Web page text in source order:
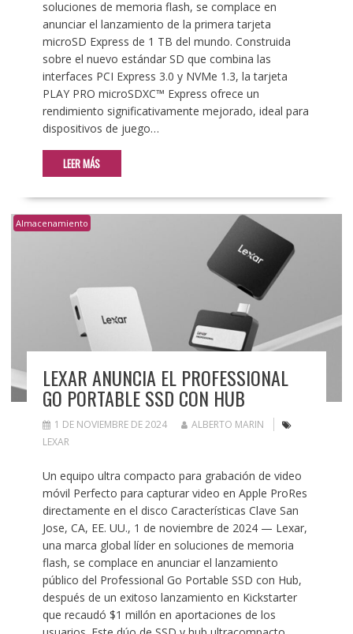
soluciones de memoria flash, se complace en
anunciar el lanzamiento de la primera tarjeta
microSD Express de 1 TB del mundo. Construida
sobre el nuevo estándar SD que combina las
interfaces PCI Express 3.0 y NVMe 1.3, la tarjeta
PLAY PRO microSDXC™ Express ofrece un
rendimiento significativamente mejorado, ideal para
dispositivos de juego…
LEER MÁS
Almacenamiento
LEXAR ANUNCIA EL PROFESSIONAL
GO PORTABLE SSD CON HUB
1 DE NOVIEMBRE DE 2024
ALBERTO MARIN
LEXAR
Un equipo ultra compacto para grabación de video
móvil Perfecto para capturar video en Apple ProRes
directamente en el disco Características Clave San
Jose, CA, EE. UU., 1 de noviembre de 2024 — Lexar,
una marca global líder en soluciones de memoria
flash, se complace en anunciar el lanzamiento
público del Professional Go Portable SSD con Hub,
después de un exitoso lanzamiento en Kickstarter
que recaudó $1 millón en aportaciones de los